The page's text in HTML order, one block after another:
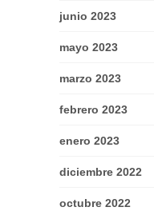
junio 2023
mayo 2023
marzo 2023
febrero 2023
enero 2023
diciembre 2022
octubre 2022